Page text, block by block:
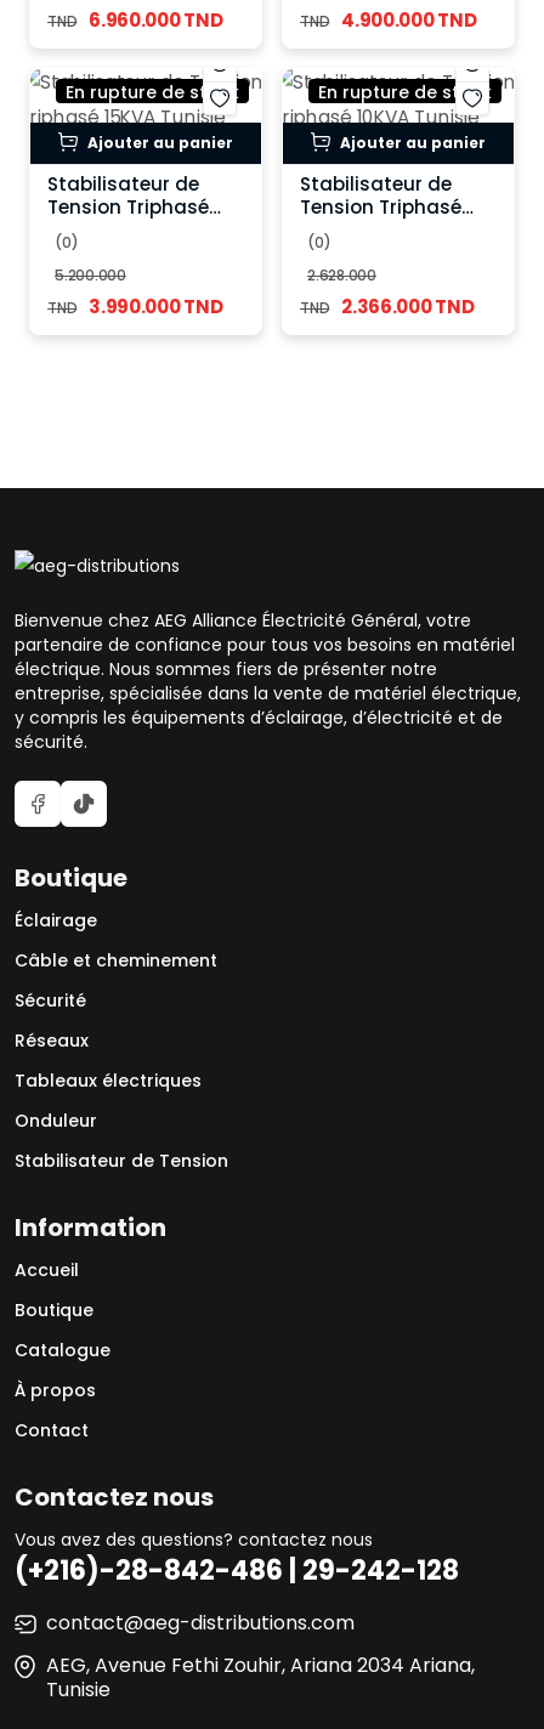
TND
6.960.000 TND
TND
4.900.000 TND
En rupture de stock
Ajouter au panier
Stabilisateur de
Tension Triphasé
15KVA Tunisie 275V-
450V AC
(0)
5.200.000
TND
3.990.000 TND
En rupture de stock
Ajouter au panier
Stabilisateur de
Tension Triphasé
10KVA Tunisie 275V-
450V AC
(0)
2.628.000
TND
2.366.000 TND
Bienvenue chez AEG Alliance Électricité Général, votre
partenaire de confiance pour tous vos besoins en matériel
électrique. Nous sommes fiers de présenter notre
entreprise, spécialisée dans la vente de matériel électrique,
y compris les équipements d’éclairage, d’électricité et de
sécurité.
Boutique
Éclairage
Câble et cheminement
Sécurité
Réseaux
Tableaux électriques
Onduleur
Stabilisateur de Tension
Information
Accueil
Boutique
Catalogue
À propos
Contact
Contactez nous
Vous avez des questions? contactez nous
(+216)-28-842-486 | 29-242-128
contact@aeg-distributions.com
AEG, Avenue Fethi Zouhir, Ariana 2034 Ariana,
Tunisie